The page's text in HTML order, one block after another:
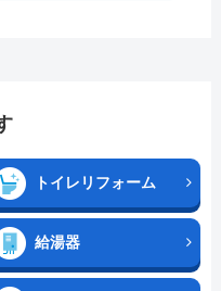
トイレリフォーム
給湯器